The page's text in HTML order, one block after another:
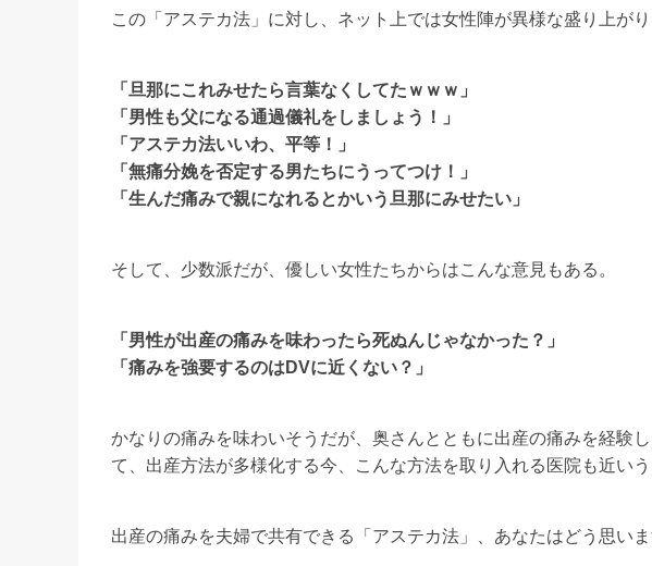
この「アステカ法」に対し、ネット上では女性陣が異様な盛り上がり
「旦那にこれみせたら言葉なくしてたｗｗｗ」
「男性も父になる通過儀礼をしましょう！」
「アステカ法いいわ、平等！」
「無痛分娩を否定する男たちにうってつけ！」
「生んだ痛みで親になれるとかいう旦那にみせたい」
そして、少数派だが、優しい女性たちからはこんな意見もある。
「男性が出産の痛みを味わったら死ぬんじゃなかった？」
「痛みを強要するのはDVに近くない？」
かなりの痛みを味わいそうだが、奥さんとともに出産の痛みを経験
て、出産方法が多様化する今、こんな方法を取り入れる医院も近い
出産の痛みを夫婦で共有できる「アステカ法」、あなたはどう思いま